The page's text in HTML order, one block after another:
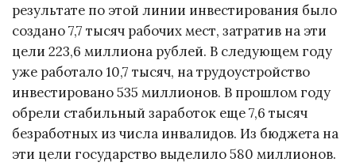
результате по этой линии инвестирования было
создано 7,7 тысяч рабочих мест, затратив на эти
цели 223,6 миллиона рублей. В следующем году
уже работало 10,7 тысяч, на трудоустройство
инвестировано 535 миллионов. В прошлом году
обрели стабильный заработок еще 7,6 тысяч
безработных из числа инвалидов. Из бюджета на
эти цели государство выделило 580 миллионов.